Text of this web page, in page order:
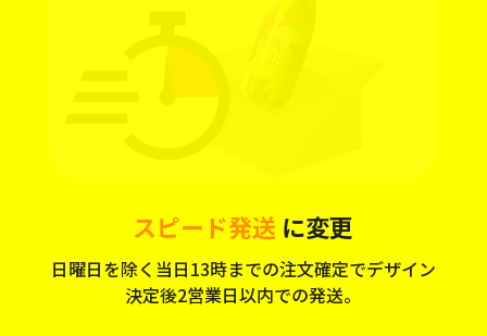
スピード発送 に変更
日曜日を除く当日13時までの注文確定でデザイン
決定後2営業日以内での発送。